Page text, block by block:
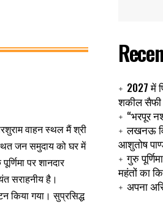
वाहन स्थल मैं श्री
जन समुदाय को घर में
पर शानदार
सराहनीय है।
किया गया। सुप्रसिद्ध
2027 में
शकील सैफी
“भरपूर
लखनऊ
आशुतोष
गुरु
महंतों का
अपना